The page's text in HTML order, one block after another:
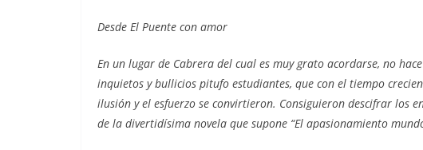
Desde El Puente con amor
En un lugar de Cabrera del cual es muy grato acordarse, no
inquietos y bullicios pitufo estudiantes, que con el tiempo
ilusión y el esfuerzo se convirtieron. Consiguieron descifrar los
de la divertidísima novela que supone “El apasionamiento